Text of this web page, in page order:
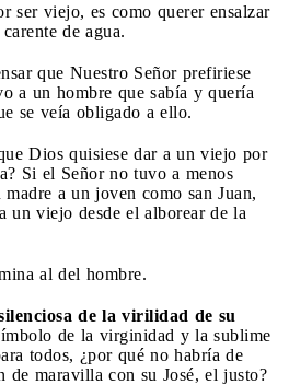
ser viejo, es como querer ensalzar
de agua.
que Nuestro Señor prefiriese
a un hombre que sabía y quería
se veía obligado a ello.
Dios quisiese dar a un viejo por
Si el Señor no tuvo a menos
a un joven como san Juan,
un viejo desde el alborear de la
al del hombre.
de la virilidad de su
de la virginidad y la sublime
todos, ¿por qué no habría de
de maravilla con su José, el justo?